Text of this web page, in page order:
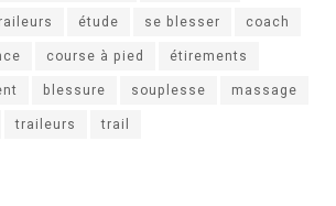
étude se blesser
coach
course à pied
étirements
blessure souplesse
massage
traileurs trail